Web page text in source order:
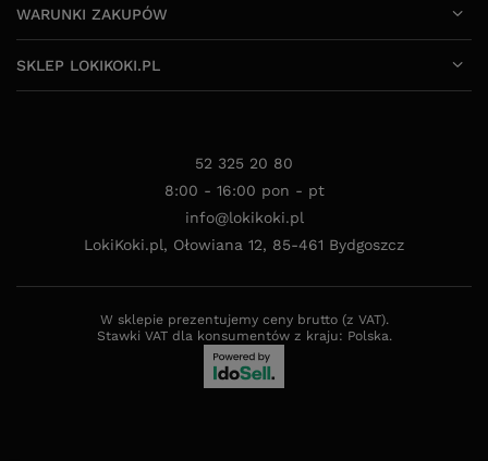
SKLEP LOKIKOKI.PL
info@lokikoki.pl
,Ołowiana 12 ,85-461Bydgoszcz